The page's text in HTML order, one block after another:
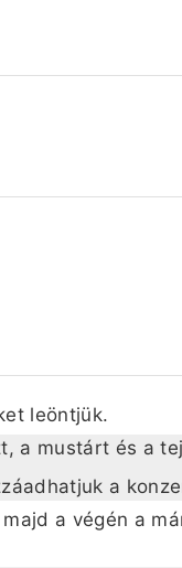
leöntjük.
a mustárt és a
a
a végén a